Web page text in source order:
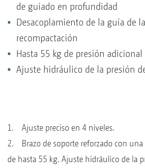
de guiado en profundidad
Desacoplamiento de la guía de
recompactación
Hasta 55 kg de presión adicional
Ajuste hidráulico de la presión
1. Ajuste preciso en 4 niveles.
2. Brazo de soporte reforzado con una
de hasta 55 kg. Ajuste hidráulico de la